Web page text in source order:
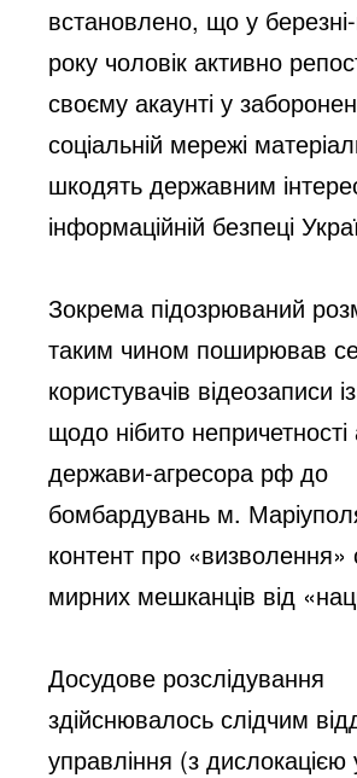
встановлено, що у березні-
року чоловік активно
своєму акаунті у
соціальній мережі
шкодять державним
інформаційній безпеці
Зокрема підозрюваний
таким чином поширював
користувачів відеозаписи
щодо нібито непричетності
держави-агресора рф до
бомбардувань м.
контент про «визволення»
мирних мешканців від
Досудове розслідування
здійснювалось слідчим
управління (з дислокацією